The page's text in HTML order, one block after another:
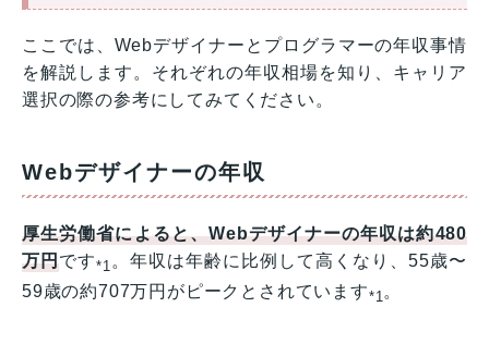
ここでは、Webデザイナーとプログラマーの年収事情
を解説します。それぞれの年収相場を知り、キャリア
選択の際の参考にしてみてください。
Webデザイナーの年収
厚生労働省によると、Webデザイナーの年収は約480
万円です*1 。年収は年齢に比例して高くなり、55歳〜
59歳の約707万円がピークとされています*1。